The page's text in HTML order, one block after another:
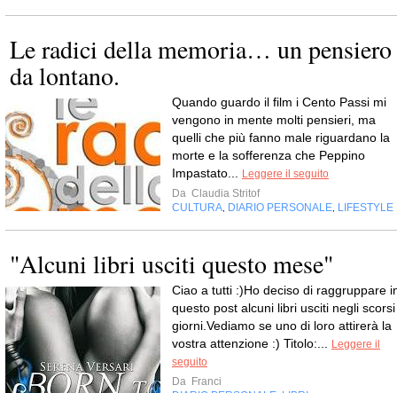
Le radici della memoria… un pensiero
da lontano.
Quando guardo il film i Cento Passi mi
vengono in mente molti pensieri, ma
quelli che più fanno male riguardano la
morte e la sofferenza che Peppino
Impastato...
Leggere il seguito
Da Claudia Stritof
CULTURA DIARIO PERSONALE LIFESTYLE
"Alcuni libri usciti questo mese"
Ciao a tutti :)Ho deciso di raggruppare
questo post alcuni libri usciti negli scorsi
giorni.Vediamo se uno di loro attirerà la
vostra attenzione :) Titolo:...
Leggere il
seguito
Da Franci